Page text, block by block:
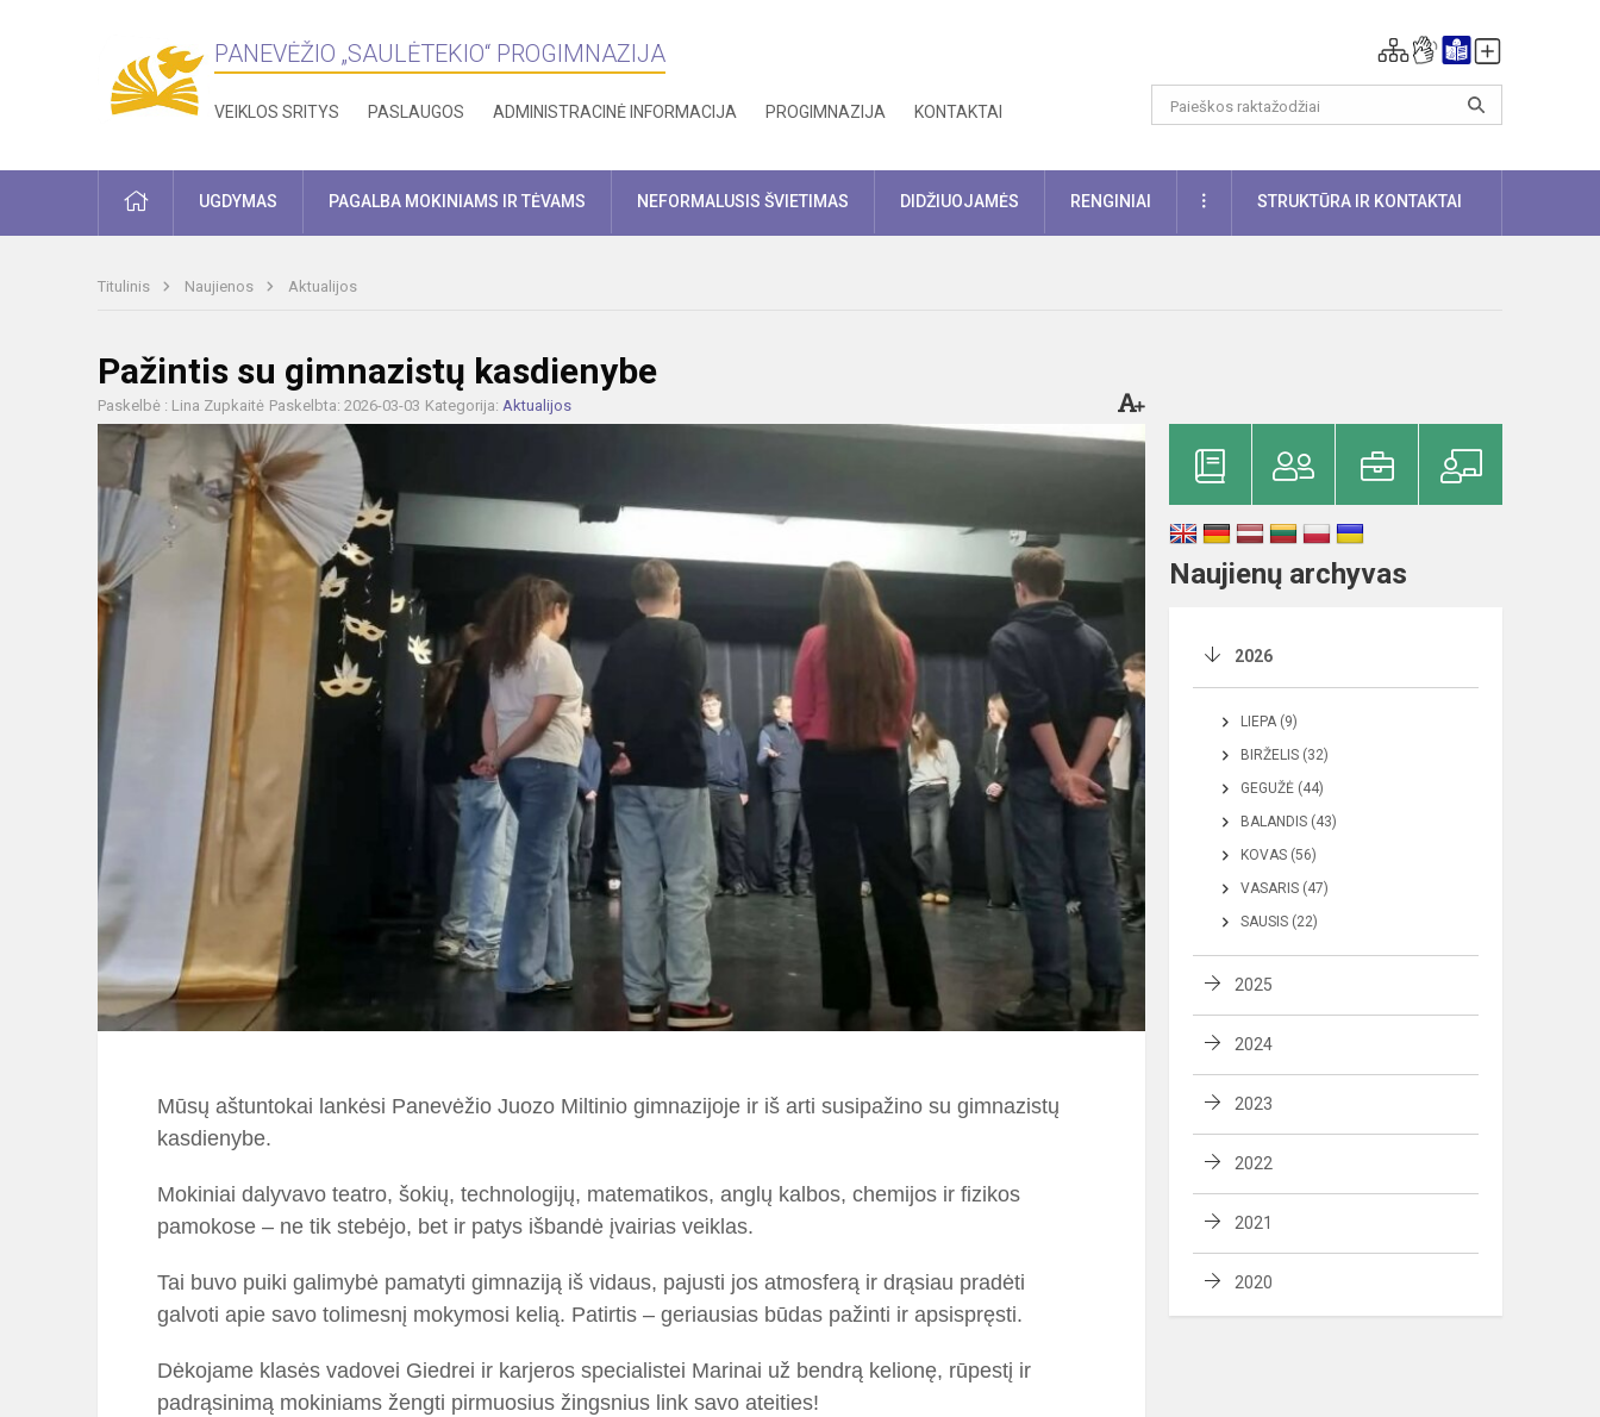
PANEVĖŽIO „SAULĖTEKIO“ PROGIMNAZIJA
VEIKLOS SRITYS PASLAUGOS ADMINISTRACINĖ INFORMACIJA PROGIMNAZIJA KONTAKTAI
PRADŽIAUGDYMAS PAGALBA MOKINIAMS IR TĖVAMS NEFORMALUSIS ŠVIETIMAS DIDŽIUOJAMĖS RENGINIAI DAUGIAUSTRUKTŪRA IR KONTAKTAI
Titulinis Naujienos Aktualijos
Pažintis su gimnazistų kasdienybe
Paskelbė : Lina Zupkaitė Paskelbta: 2026-03-03 Kategorija: Aktualijos
Mūsų aštuntokai lankėsi Panevėžio Juozo Miltinio gimnazijoje ir iš arti susipažino su gimnazistų
kasdienybe.
Mokiniai dalyvavo teatro, šokių, technologijų, matematikos, anglų kalbos, chemijos ir fizikos
pamokose – ne tik stebėjo, bet ir patys išbandė įvairias veiklas.
Tai buvo puiki galimybė pamatyti gimnaziją iš vidaus, pajusti jos atmosferą ir drąsiau pradėti
galvoti apie savo tolimesnį mokymosi kelią. Patirtis – geriausias būdas pažinti ir apsispręsti.
Dėkojame klasės vadovei Giedrei ir karjeros specialistei Marinai už bendrą kelionę, rūpestį ir
padrąsinimą mokiniams žengti pirmuosius žingsnius link savo ateities!
Naujienų archyvas
2026
LIEPA (9)
BIRŽELIS (32)
GEGUŽĖ (44)
BALANDIS (43)
KOVAS (56)
VASARIS (47)
SAUSIS (22)
2025
2024
2023
2022
2021
2020